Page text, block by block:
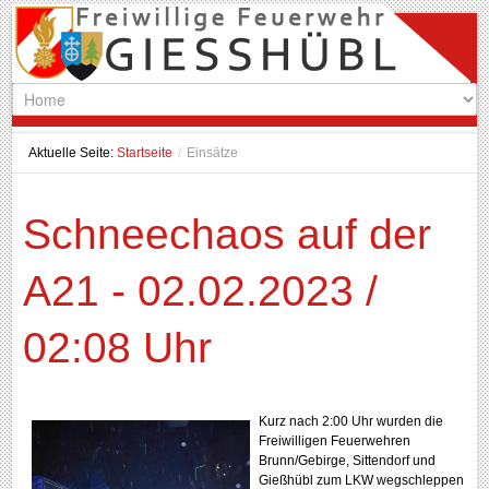
Aktuelle Seite:Startseite / Einsätze
Schneechaos auf der
A21 - 02.02.2023 /
02:08 Uhr
Kurz nach 2:00 Uhr wurden die
Freiwilligen Feuerwehren
Brunn/Gebirge, Sittendorf und
Gießhübl zum LKW wegschleppen